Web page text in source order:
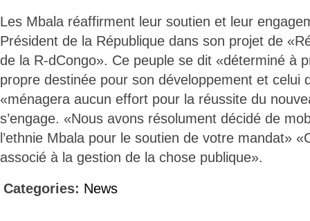
Les Mbala réaffirment leur soutien et leur
Président de la République dans son projet de
de la R-dCongo». Ce peuple se dit «déterminé à
propre destinée pour son développement et celui
«ménagera aucun effort pour la réussite du
s’engage. «Nous avons résolument décidé de
l’ethnie Mbala pour le soutien de votre mandat»
associé à la gestion de la chose publique».
Categories: News